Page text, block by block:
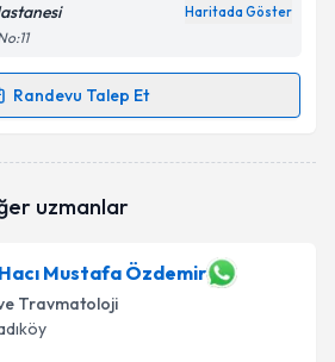
Haritada Göster
Randevu Talep Et
Talebi
bu uzmandan randevu almanız
uzmanlar
Mustafa Özdemir
Travmatoloji